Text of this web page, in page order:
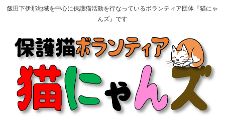
飯田下伊那地域を中心に保護猫活動を行なっているボランティア団体『猫にゃ
んズ』です